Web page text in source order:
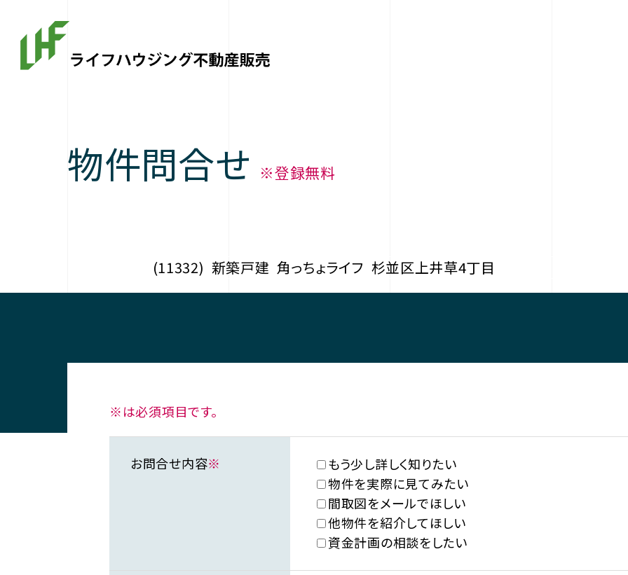
物件問合せ ※登録無料
(11332) 新築戸建 角っちょライフ 杉並区上井草4丁目
※は必須項目です。
お問合せ内容※
もう少し詳しく知りたい
物件を実際に見てみたい
間取図をメールでほしい
他物件を紹介してほしい
資金計画の相談をしたい